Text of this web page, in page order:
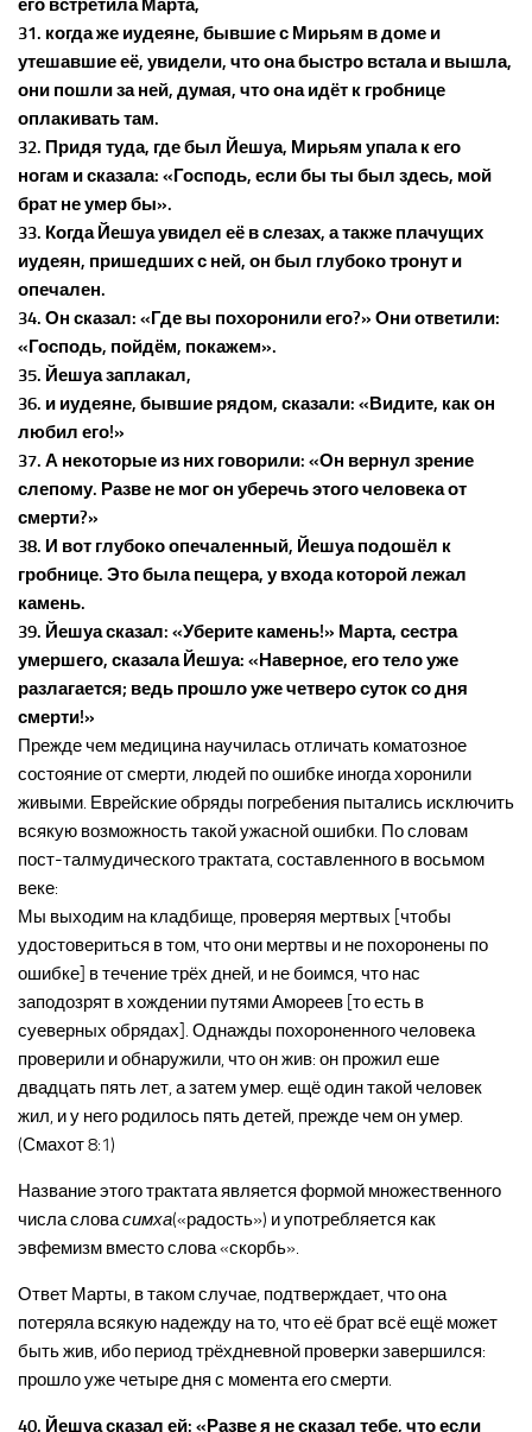
его встретила Марта,
31. когда же иудеяне, бывшие с Мирьям в доме и
утешавшие её, увидели, что она быстро встала и вышла,
они пошли за ней, думая, что она идёт к гробнице
оплакивать там.
32. Придя туда, где был Йешуа, Мирьям упала к его
ногам и сказала: «Господь, если бы ты был здесь, мой
брат не умер бы».
33. Когда Йешуа увидел её в слезах, а также плачущих
иудеян, пришедших с ней, он был глубоко тронут и
опечален.
34. Он сказал: «Где вы похоронили его?» Они ответили:
«Господь, пойдём, покажем».
35. Йешуа заплакал,
36. и иудеяне, бывшие рядом, сказали: «Видите, как он
любил его!»
37. А некоторые из них говорили: «Он вернул зрение
слепому. Разве не мог он уберечь этого человека от
смерти?»
38. И вот глубоко опечаленный, Йешуа подошёл к
гробнице. Это была пещера, у входа которой лежал
камень.
39. Йешуа сказал: «Уберите камень!» Марта, сестра
умершего, сказала Йешуа: «Наверное, его тело уже
разлагается; ведь прошло уже четверо суток со дня
смерти!»
Прежде чем медицина научилась отличать коматозное
состояние от смерти, людей по ошибке иногда хоронили
живыми. Еврейские обряды погребения пытались исключить
всякую возможность такой ужасной ошибки. По словам
пост-талмудического трактата, составленного в восьмом
веке:
Мы выходим на кладбище, проверяя мертвых [чтобы
удостовериться в том, что они мертвы и не похоронены по
ошибке] в течение трёх дней, и не боимся, что нас
заподозрят в хождении путями Амореев [то есть в
суеверных обрядах]. Однажды похороненного человека
проверили и обнаружили, что он жив: он прожил еше
двадцать пять лет, а затем умер. ещё один такой человек
жил, и у него родилось пять детей, прежде чем он умер.
(Смахот 8:1)
Название этого трактата является формой множественного
числа словасимха(«радость») и употребляется как
эвфемизм вместо слова «скорбь».
Ответ Марты, в таком случае, подтверждает, что она
потеряла всякую надежду на то, что её брат всё ещё может
быть жив, ибо период трёхдневной проверки завершился:
прошло уже четыре дня с момента его смерти.
40. Йешуа сказал ей: «Разве я не сказал тебе, что если